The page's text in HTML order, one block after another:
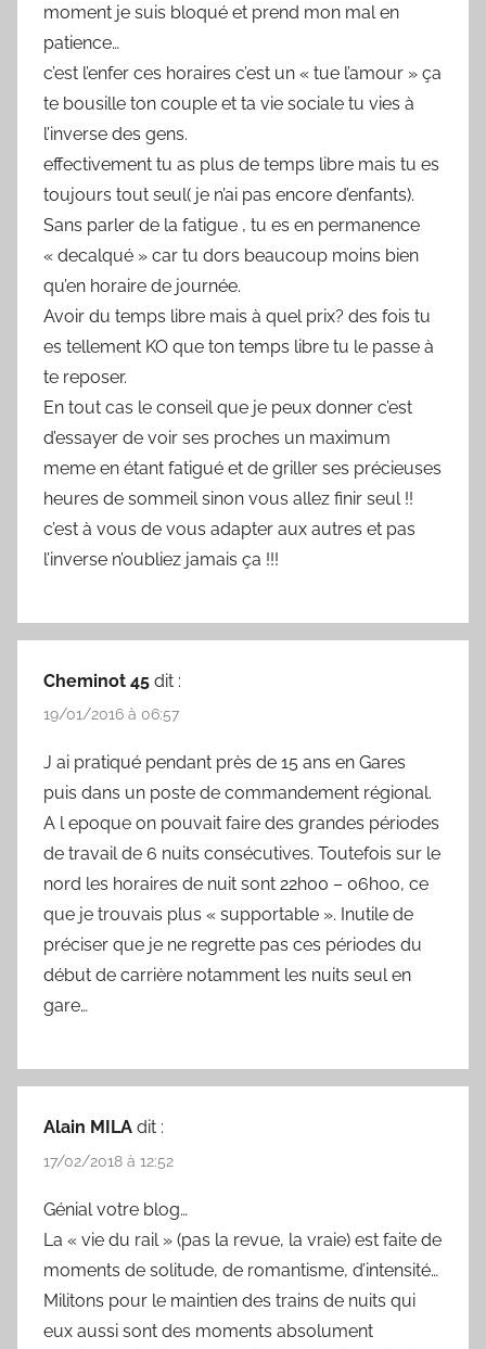
moment je suis bloqué et prend mon mal en
patience…
c’est l’enfer ces horaires c’est un « tue l’amour » ça
te bousille ton couple et ta vie sociale tu vies à
l’inverse des gens.
effectivement tu as plus de temps libre mais tu es
toujours tout seul( je n’ai pas encore d’enfants).
Sans parler de la fatigue , tu es en permanence
« decalqué » car tu dors beaucoup moins bien
qu’en horaire de journée.
Avoir du temps libre mais à quel prix? des fois tu
es tellement KO que ton temps libre tu le passe à
te reposer.
En tout cas le conseil que je peux donner c’est
d’essayer de voir ses proches un maximum
meme en étant fatigué et de griller ses précieuses
heures de sommeil sinon vous allez finir seul !!
c’est à vous de vous adapter aux autres et pas
l’inverse n’oubliez jamais ça !!!
Cheminot 45 dit :
19/01/2016 à 06:57
J ai pratiqué pendant près de 15 ans en Gares
puis dans un poste de commandement régional.
A l epoque on pouvait faire des grandes périodes
de travail de 6 nuits consécutives. Toutefois sur le
nord les horaires de nuit sont 22h00 – 06h00, ce
que je trouvais plus « supportable ». Inutile de
préciser que je ne regrette pas ces périodes du
début de carrière notamment les nuits seul en
gare…
Alain MILA dit :
17/02/2018 à 12:52
Génial votre blog…
La « vie du rail » (pas la revue, la vraie) est faite de
moments de solitude, de romantisme, d’intensité…
Militons pour le maintien des trains de nuits qui
eux aussi sont des moments absolument